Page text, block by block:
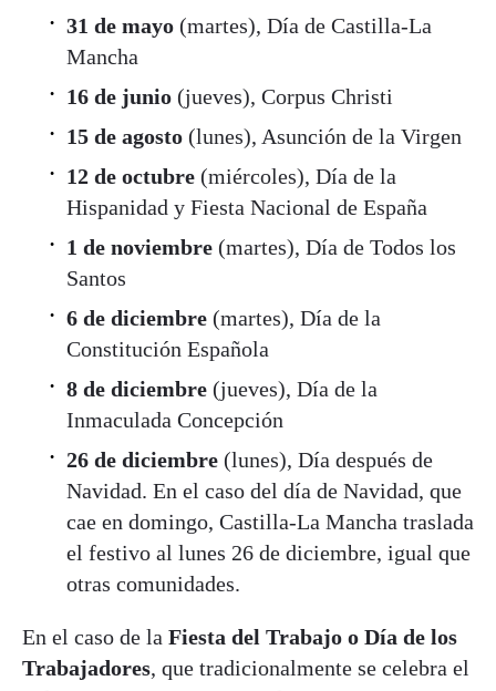
31 de mayo (martes), Día de Castilla-La
Mancha
16 de junio (jueves), Corpus Christi
15 de agosto (lunes), Asunción de la Virgen
12 de octubre (miércoles), Día de la
Hispanidad y Fiesta Nacional de España
1 de noviembre (martes), Día de Todos los
Santos
6 de diciembre (martes), Día de la
Constitución Española
8 de diciembre (jueves), Día de la
Inmaculada Concepción
26 de diciembre (lunes), Día después de
Navidad. En el caso del día de Navidad, que
cae en domingo, Castilla-La Mancha traslada
el festivo al lunes 26 de diciembre, igual que
otras comunidades.
En el caso de la Fiesta del Trabajo o Día de los
Trabajadores, que tradicionalmente se celebra el